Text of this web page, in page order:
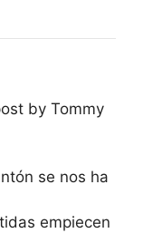
by Tommy
se nos ha
empiecen